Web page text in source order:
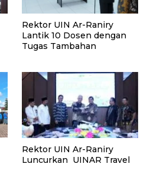
Rektor UIN Ar-Raniry
Lantik 10 Dosen dengan
Tugas Tambahan
Rektor UIN Ar-Raniry
Luncurkan UINAR Travel